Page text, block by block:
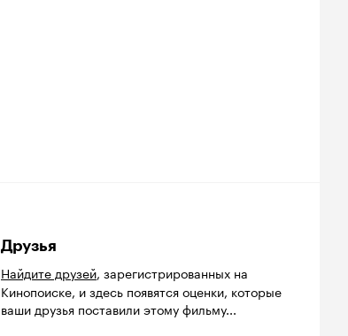
Друзья
Найдите друзей, зарегистрированных на
Кинопоиске, и здесь появятся оценки, которые
ваши друзья поставили этому фильму...